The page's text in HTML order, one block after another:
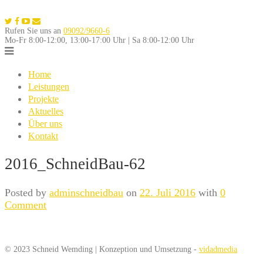
to
content
Rufen Sie uns an 09092/9660-6
Mo-Fr 8:00-12:00, 13:00-17:00 Uhr | Sa 8:00-12:00 Uhr
Home
Leistungen
Projekte
Aktuelles
Über uns
Kontakt
2016_SchneidBau-62
Posted by adminschneidbau on 22. Juli 2016 with 0
Comment
© 2023 Schneid Wemding | Konzeption und Umsetzung - vidadmedia